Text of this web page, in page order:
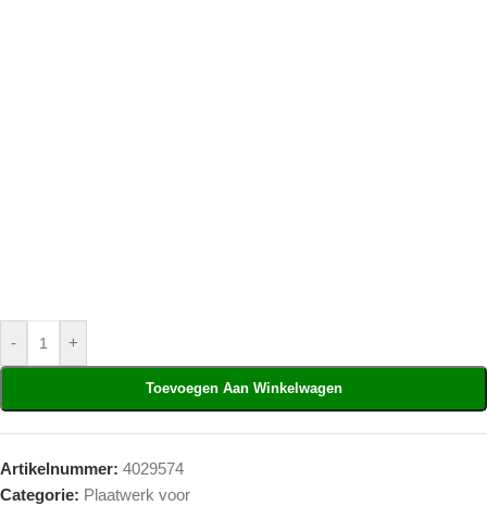
- +
Toevoegen Aan Winkelwagen
Artikelnummer: 4029574
Categorie: Plaatwerk voor